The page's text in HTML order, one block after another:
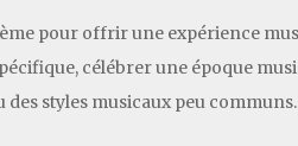
pour offrir une expérience
célébrer une époque
styles musicaux peu communs.